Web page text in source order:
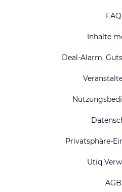
FAQ
Inhalte
Deal-Alarm,
Privatsphäre-
Utiq
AGB